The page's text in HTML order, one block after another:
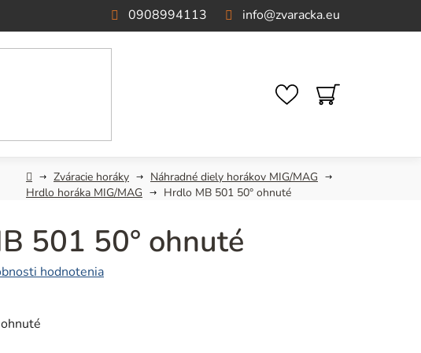
info@zvaracka.eu
0908994113
NÁKUPNÝ
KOŠÍK
DomovZváracie horáky
Náhradné diely horákov MIG/MAG
Hrdlo horáka MIG/MAG
Hrdlo MB 501 50° ohnuté
501 50° ohnuté
hodnotenia